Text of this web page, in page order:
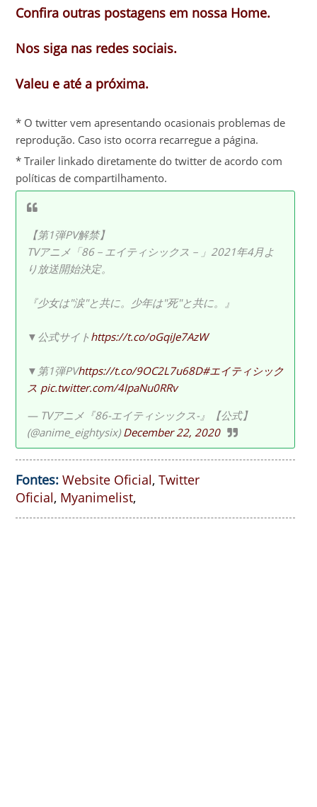
Confira outras postagens em nossa Home.
Nos siga nas redes sociais.
Valeu e até a próxima.
* O twitter vem apresentando ocasionais problemas de
reprodução. Caso isto ocorra recarregue a página.
* Trailer linkado diretamente do twitter de acordo com
políticas de compartilhamento.
【第1弾PV解禁】
TVアニメ「86－エイティシックス－」2021年4月よ
り放送開始決定。
『少女は"涙"と共に。少年は"死"と共に。』
▼公式サイト https://t.co/oGqiJe7AzW
▼第1弾PVhttps://t.co/9OC2L7u68D#エイティシック
ス pic.twitter.com/4IpaNu0RRv
— TVアニメ『86-エイティシックス-』【公式】
(@anime_eightysix)December 22, 2020
Fontes: Website Oficial, Twitter
Oficial, Myanimelist,